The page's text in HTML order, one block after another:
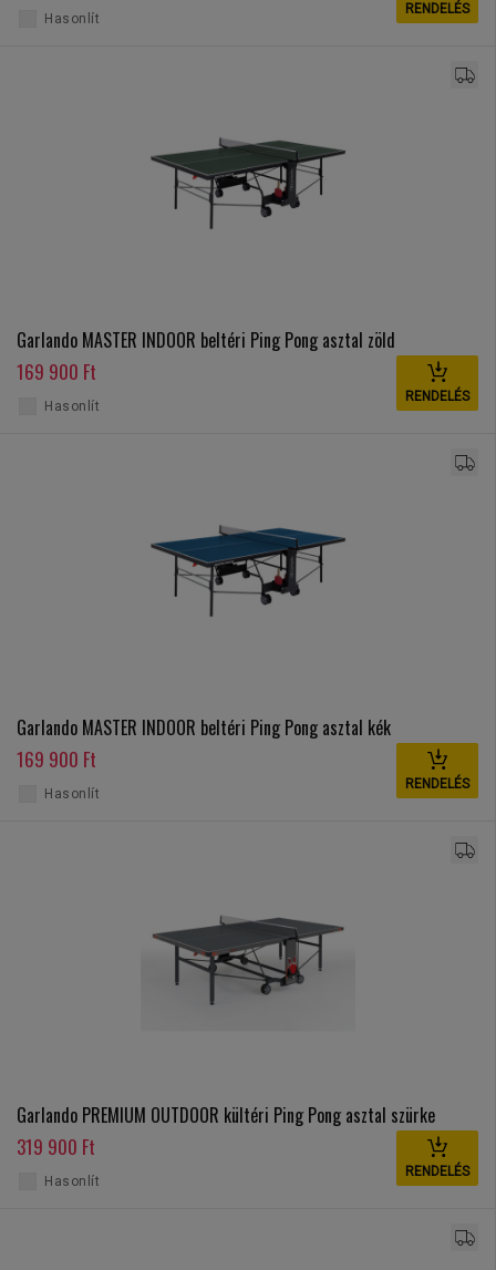
RENDELÉS
Hasonlít
Garlando MASTER INDOOR beltéri Ping Pong asztal zöld
169 900 Ft
RENDELÉS
Hasonlít
Garlando MASTER INDOOR beltéri Ping Pong asztal kék
169 900 Ft
RENDELÉS
Hasonlít
Garlando PREMIUM OUTDOOR kültéri Ping Pong asztal szürke
319 900 Ft
RENDELÉS
Hasonlít